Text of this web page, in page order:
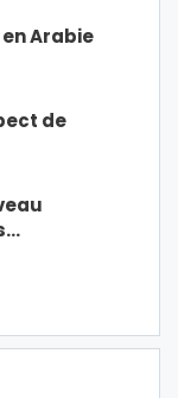
Arabie
de